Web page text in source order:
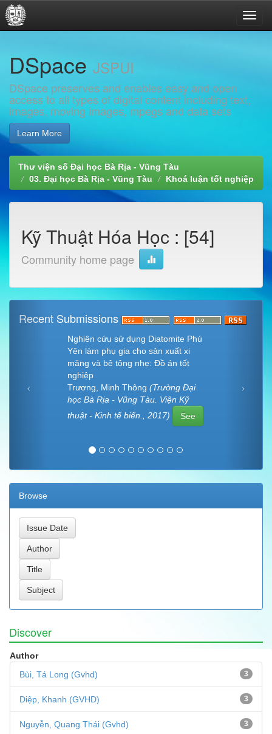
navigation
DSpace JSPUI
DSpace preserves and enables easy and open
access to all types of digital content including text,
images, moving images, mpegs and data sets
Learn More
Thư viện số Đại học Bà Rịa - Vũng Tàu
03. Đại học Bà Rịa - Vũng Tàu
Khoá luận tốt nghiệp
Kỹ Thuật Hóa Học : [54]
Community home page
Recent Submissions
Nghiên cứu sử dụng Diatomite Phú
Yên làm phụ gia cho sản xuất xi
măng và bê tông nhẹ: Đồ án tốt
nghiệp
Trương, Minh Thông (Trường Đại
học Bà Rịa - Vũng Tàu. Viện Kỹ
thuật - Kinh tế biển., 2017)
See
Browse
Discover
Author
3
Bùi, Tá Long (Gvhd)
3
Diệp, Khanh (GVHD)
3
Nguyễn, Quang Thái (Gvhd)